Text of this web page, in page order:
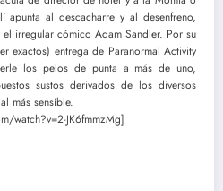
apunta al descacharre y al desenfreno,
irregular cómico Adam Sandler. Por su
exactos) entrega de Paranormal Activity
los pelos de punta a más de uno,
sustos derivados de los diversos
más sensible.
watch?v=2-JK6fmmzMg]